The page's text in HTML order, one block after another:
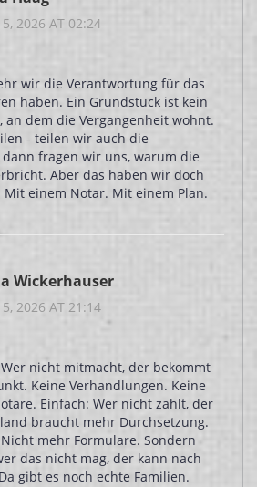
2026 AT 02:24
wir die Verantwortung für das
haben. Ein Grundstück ist kein
an dem die Vergangenheit wohnt.
- teilen wir auch die
fragen wir uns, warum die
Aber das haben wir doch
Mit einem Notar. Mit einem Plan.
Wickerhauser
2026 AT 21:14
nicht mitmacht, der bekommt
Keine Verhandlungen. Keine
Einfach: Wer nicht zahlt, der
braucht mehr Durchsetzung.
mehr Formulare. Sondern
das nicht mag, der kann nach
gibt es noch echte Familien.